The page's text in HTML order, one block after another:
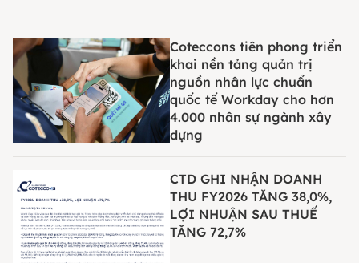
Coteccons tiên phong triển
khai nền tảng quản trị
nguồn nhân lực chuẩn
quốc tế Workday cho hơn
4.000 nhân sự ngành xây
dựng
CTD GHI NHẬN DOANH
THU FY2026 TĂNG 38,0%,
LỢI NHUẬN SAU THUẾ
TĂNG 72,7%